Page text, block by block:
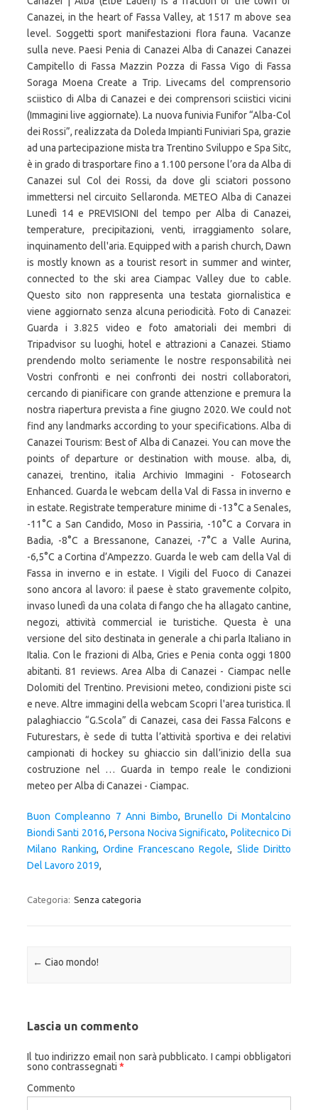
Buon Compleanno 7 Anni Bimbo,Brunello Di Montalcino
Biondi Santi 2016,Persona Nociva Significato, Politecnico Di
Milano Ranking, Ordine Francescano Regole, Slide Diritto
Del Lavoro 2019,
Categoria: Senza categoria
Navigazione articolo
← Ciao mondo!
Lascia un commento
Il tuo indirizzo email non sarà pubblicato. I campi obbligatori
sono contrassegnati *
Commento